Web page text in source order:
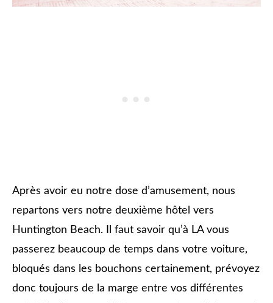
Après avoir eu notre dose d’amusement, nous
repartons vers notre deuxième hôtel vers
Huntington Beach. Il faut savoir qu’à LA vous
passerez beaucoup de temps dans votre voiture,
bloqués dans les bouchons certainement, prévoyez
donc toujours de la marge entre vos différentes